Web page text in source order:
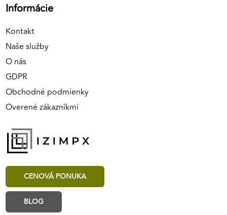
Informácie
Kontakt
Naše služby
O nás
GDPR
Obchodné podmienky
Overené zákazníkmi
CENOVÁ PONUKA
BLOG